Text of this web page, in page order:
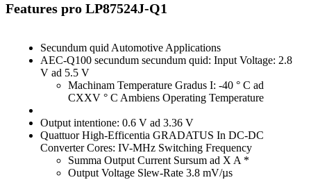
Features pro LP87524J-Q1
Secundum quid Automotive Applications
AEC-Q100 secundum secundum quid: Input Voltage: 2.8
V ad 5.5 V
Machinam Temperature Gradus I: -40 ° C ad
CXXV ° C Ambiens Operating Temperature
Output intentione: 0.6 V ad 3.36 V
Quattuor High-Efficentia GRADATUS In DC-DC
Converter Cores: IV-MHz Switching Frequency
Summa Output Current Sursum ad X A *
Output Voltage Slew-Rate 3.8 mV/µs